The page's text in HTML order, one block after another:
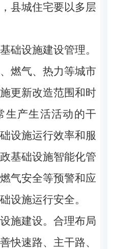
县城住宅要以多层
础设施建设管理。
燃气、热力等城市
更新改造范围和时
生产生活活动的干
设施运行效率和服
基础设施智能化管
气安全等预警和应
设施运行安全。
施建设。合理布局
快速路、主干路、